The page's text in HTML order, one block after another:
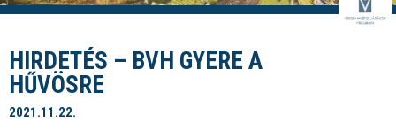
HIRDETÉS – BVH GYERE A
HŰVÖSRE
2021.11.22.